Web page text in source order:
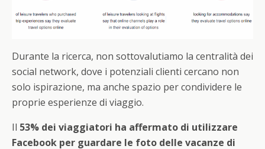
Durante la ricerca, non sottovalutiamo la centralità dei
social network, dove i potenziali clienti cercano non
solo ispirazione, ma anche spazio per condividere le
proprie esperienze di viaggio.
Il 53% dei viaggiatori ha affermato di utilizzare
Facebook per guardare le foto delle vacanze di